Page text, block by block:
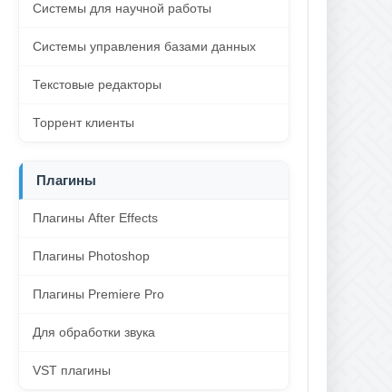
Системы для научной работы
Системы управления базами данных
Текстовые редакторы
Торрент клиенты
Плагины
Плагины After Effects
Плагины Photoshop
Плагины Premiere Pro
Для обработки звука
VST плагины